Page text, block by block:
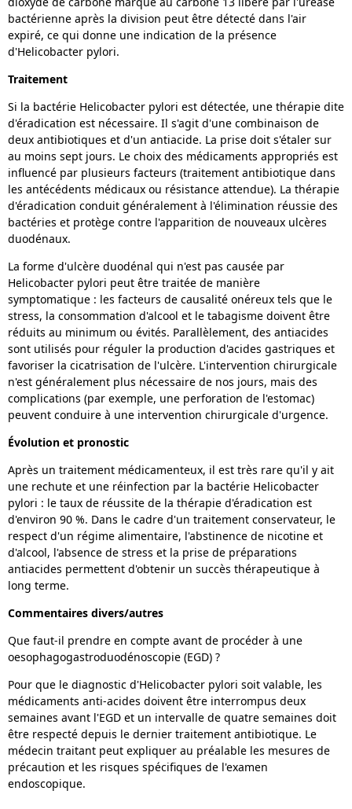
bactérienne après la division peut être détecté dans l'air
expiré, ce qui donne une indication de la présence
d'Helicobacter pylori.
Traitement
Si la bactérie Helicobacter pylori est détectée, une thérapie dite
d'éradication est nécessaire. Il s'agit d'une combinaison de
deux antibiotiques et d'un antiacide. La prise doit s'étaler sur
au moins sept jours. Le choix des médicaments appropriés est
influencé par plusieurs facteurs (traitement antibiotique dans
les antécédents médicaux ou résistance attendue). La thérapie
d'éradication conduit généralement à l'élimination réussie des
bactéries et protège contre l'apparition de nouveaux ulcères
duodénaux.
La forme d'ulcère duodénal qui n'est pas causée par
Helicobacter pylori peut être traitée de manière
symptomatique : les facteurs de causalité onéreux tels que le
stress, la consommation d'alcool et le tabagisme doivent être
réduits au minimum ou évités. Parallèlement, des antiacides
sont utilisés pour réguler la production d'acides gastriques et
favoriser la cicatrisation de l'ulcère. L'intervention chirurgicale
n'est généralement plus nécessaire de nos jours, mais des
complications (par exemple, une perforation de l'estomac)
peuvent conduire à une intervention chirurgicale d'urgence.
Évolution et pronostic
Après un traitement médicamenteux, il est très rare qu'il y ait
une rechute et une réinfection par la bactérie Helicobacter
pylori : le taux de réussite de la thérapie d'éradication est
d'environ 90 %. Dans le cadre d'un traitement conservateur, le
respect d'un régime alimentaire, l'abstinence de nicotine et
d'alcool, l'absence de stress et la prise de préparations
antiacides permettent d'obtenir un succès thérapeutique à
long terme.
Commentaires divers/autres
Que faut-il prendre en compte avant de procéder à une
oesophagogastroduodénoscopie (EGD) ?
Pour que le diagnostic d'Helicobacter pylori soit valable, les
médicaments anti-acides doivent être interrompus deux
semaines avant l'EGD et un intervalle de quatre semaines doit
être respecté depuis le dernier traitement antibiotique. Le
médecin traitant peut expliquer au préalable les mesures de
précaution et les risques spécifiques de l'examen
endoscopique.